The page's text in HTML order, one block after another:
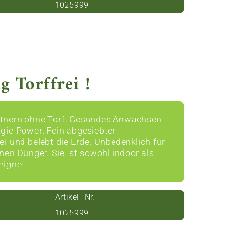
1025999
Torffrei !
ohne Torf. Gesundes Anwachsen
Power. Fein abgesiebter
und belebt die Erde. Unbedenklich für
Dünger. Sie ist sowohl indoor als
Artikel- Nr.
1025999